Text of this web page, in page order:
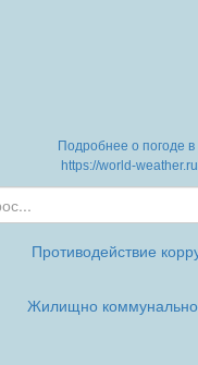
Подробнее о погоде
https://world-
Противодействие
Жилищно